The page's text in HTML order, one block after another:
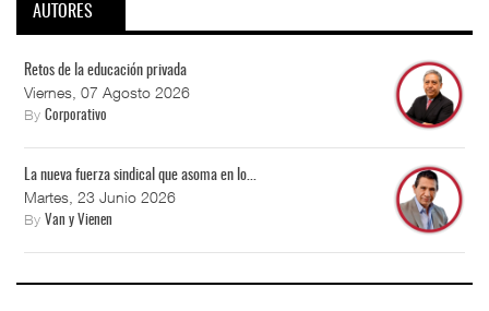
AUTORES
Retos de la educación privada
Viernes, 07 Agosto 2026
By Corporativo
La nueva fuerza sindical que asoma en lo...
Martes, 23 Junio 2026
By Van y Vienen